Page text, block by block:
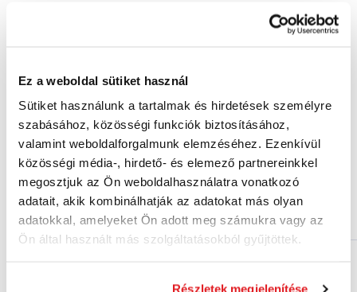
Ez a weboldal sütiket használ
Sütiket használunk a tartalmak és hirdetések személyre
szabásához, közösségi funkciók biztosításához,
valamint weboldalforgalmunk elemzéséhez. Ezenkívül
közösségi média-, hirdető- és elemező partnereinkkel
megosztjuk az Ön weboldalhasználatra vonatkozó
adatait, akik kombinálhatják az adatokat más olyan
adatokkal, amelyeket Ön adott meg számukra vagy az
Ön által használt más szolgáltatásokból gyűjtöttek.
Részletek megjelenítése
Szállítási tartalom
1db Li-Ion akkumulátor 5,0 Ah
Hasonló termékek